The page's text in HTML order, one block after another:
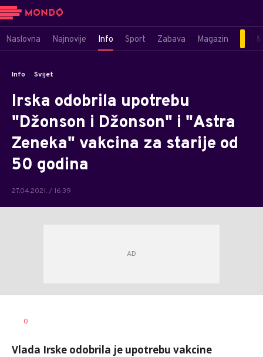
Naslovna Najnovije Info Sport Zabava Magazin
Info Svijet
Irska odobrila upotrebu
"Džonson i Džonson" i "Astra
Zeneka" vakcina za starije od
50 godina
27.04.2021. / 16:39
AUTOR
0
Vlada Irske odobrila je upotrebu vakcine